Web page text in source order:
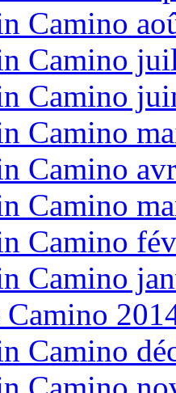
Camino
Camino
Camino
Camino
Camino
Camino
Camino
Camino
Camino